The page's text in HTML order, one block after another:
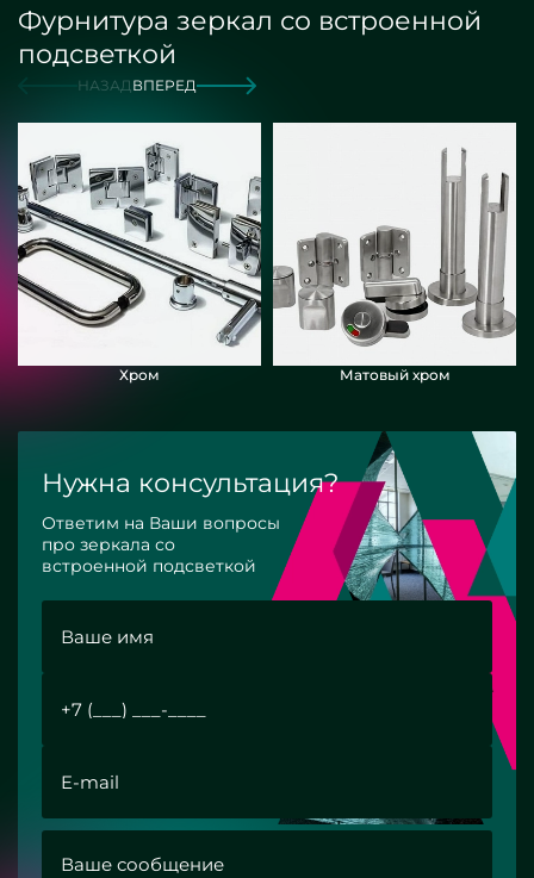
Фурнитура зеркал со встроенной
подсветкой
НАЗАДВПЕРЕД
Хром Матовый хром
Нужна консультация?
Ответим на Ваши вопросы
про зеркала со
встроенной подсветкой